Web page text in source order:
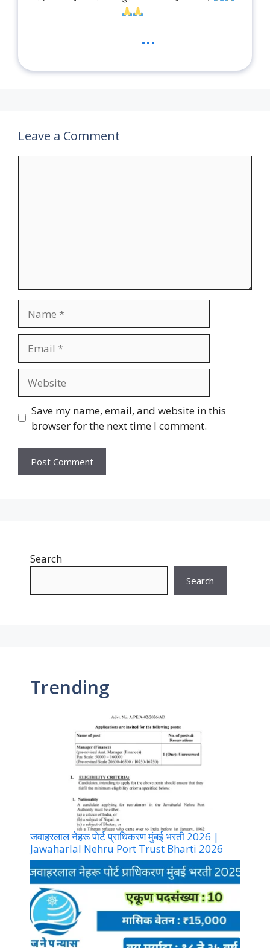
...
Leave a Comment
Save my name, email, and website in this
browser for the next time I comment.
Search
Search
Trending
जवाहरलाल नेहरू पोर्ट प्राधिकरण मुंबई भरती 2026 |
Jawaharlal Nehru Port Trust Bharti 2026